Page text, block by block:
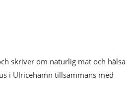
skriver om naturlig mat och hälsa
i Ulricehamn tillsammans med